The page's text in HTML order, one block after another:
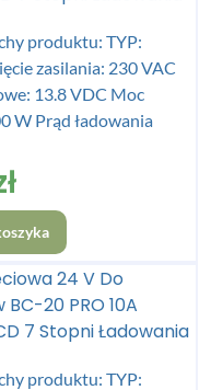
produktu: TYP:
zasilania: 230 VAC
13.8 VDC Moc
W Prąd ładowania
24 V Do
20 PRO 10A
7 Stopni Ładowania
produktu: TYP: